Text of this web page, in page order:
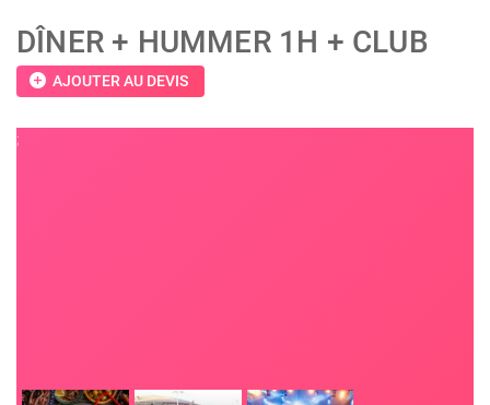
DÎNER + HUMMER 1H + CLUB
add_circle AJOUTER AU DEVIS
;